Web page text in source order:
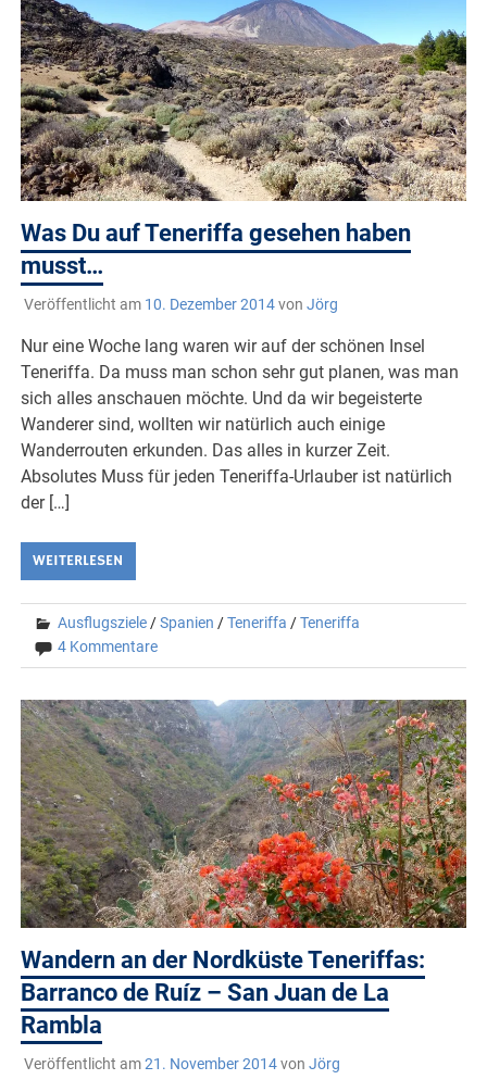
Was Du auf Teneriffa gesehen haben
musst…
Veröffentlicht am 10. Dezember 2014von Jörg
Nur eine Woche lang waren wir auf der schönen Insel
Teneriffa. Da muss man schon sehr gut planen, was man
sich alles anschauen möchte. Und da wir begeisterte
Wanderer sind, wollten wir natürlich auch einige
Wanderrouten erkunden. Das alles in kurzer Zeit.
Absolutes Muss für jeden Teneriffa-Urlauber ist natürlich
der […]
WEITERLESEN
Ausflugsziele /Spanien /Teneriffa /Teneriffa
4 Kommentare
Wandern an der Nordküste Teneriffas:
Barranco de Ruíz – San Juan de La
Rambla
Veröffentlicht am21. November 2014von Jörg